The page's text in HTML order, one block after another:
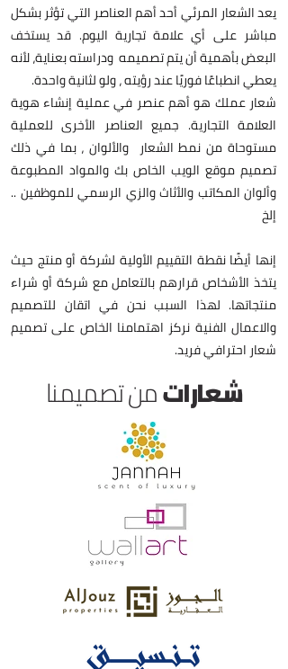
يعد الشعار المرئي أحد أهم العناصر التي تؤثر بشكل
مباشر على أي علامة تجارية اليوم. قد يستخف
البعض بأهمية أن يتم تصميمه ودراسته بعناية، لأنه
يعطي انطباعًا فوريًا عند رؤيته ، ولو لثانية واحدة.
شعار عملك هو أهم عنصر في عملية إنشاء هوية
العلامة التجارية. جميع العناصر الأخرى للعملية
مستوحاة من نمط الشعار والألوان ، بما في ذلك
تصميم موقع الويب الخاص بك والمواد المطبوعة
وألوان المكاتب والأثاث والزي الرسمي للموظفين ..
إلخ
إنها أيضًا نقطة التقييم الأولية لشركة أو منتج حيث
يتخذ الأشخاص قرارهم بالتعامل مع شركة أو شراء
منتجاتها. لهذا السبب نحن في اتقان للتصميم
والاعمال الفنية نركز اهتمامنا الخاص على تصميم
شعار احترافي فريد.
شعاراتمن تصميمنا